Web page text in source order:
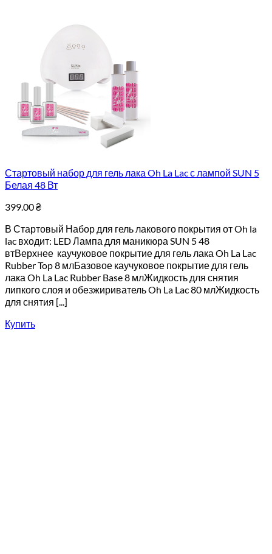
Стартовый набор для гель лака Oh La Lac с лампой SUN 5
Белая 48 Вт
399.00₴
В Стартовый Набор для гель лакового покрытия от Oh la
lac входит: LED Лампа для маникюра SUN 5 48
втВерхнее каучуковое покрытие для гель лака Oh La Lac
Rubber Top 8 млБазовое каучуковое покрытие для гель
лака Oh La Lac Rubber Base 8 млЖидкость для снятия
липкого слоя и обезжириватель Oh La Lac 80 млЖидкость
для снятия [...]
Купить